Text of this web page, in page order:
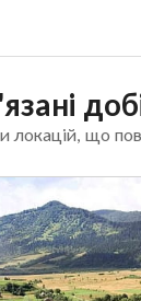
локацій, що